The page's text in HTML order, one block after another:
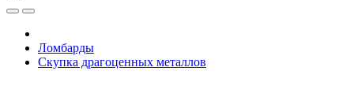
Ломбарды
Скупка драгоценных металлов